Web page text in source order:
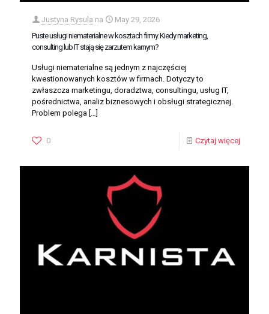
Justyna Rysula na
May 29, 2026
Puste usługi niematerialne w kosztach firmy. Kiedy marketing,
consulting lub IT stają się zarzutem karnym?
Usługi niematerialne są jednym z najczęściej
kwestionowanych kosztów w firmach. Dotyczy to
zwłaszcza marketingu, doradztwa, consultingu, usług IT,
pośrednictwa, analiz biznesowych i obsługi strategicznej.
Problem polega
0 Czytaj więcej